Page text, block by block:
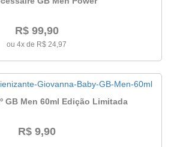
R$ 99,90
ou 4x de R$ 24,97
GB Men 60ml Edição Limitada
R$ 9,90